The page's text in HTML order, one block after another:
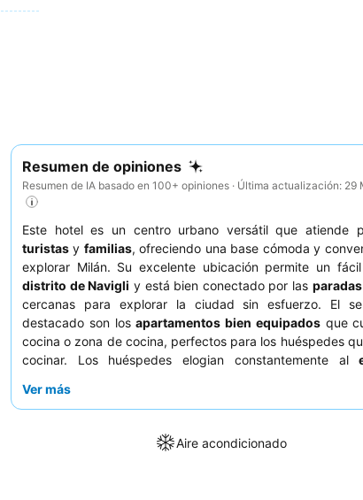
Resumen de opiniones
Resumen de IA basado en 100+ opiniones · Última actualización: 29
Este hotel es un centro urbano versátil que atiende
turistas y familias, ofreciendo una base cómoda y
explorar Milán. Su excelente ubicación permite un
distrito de Navigli y está bien conectado por las
cercanas para explorar la ciudad sin esfuerzo. El
destacado son losapartamentos bien equipadosque
cocina o zona de cocina, perfectos para los huéspedes
cocinar. Los huéspedes elogian constantemente al
Para una experiencia más tranquila, se recomienda a los
Ver más
Aire acondicionado